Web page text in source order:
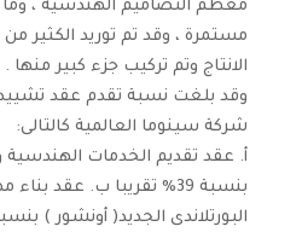
معظم التصاميم الهندسية ، وما
مستمرة ، وقد تم توريد الكثير
الانتاج وتم تركيب جزء كبير منها .
وقد بلغت نسبة تقدم عقد تشييد
شركة سينوما العالمية كالتالى:
أ. عقد تقديم الخدمات الهندسية
بنسبة 39% تقريبا ب. عقد
البورتلاندى الجديد( أونشور ) بنسبة 28%